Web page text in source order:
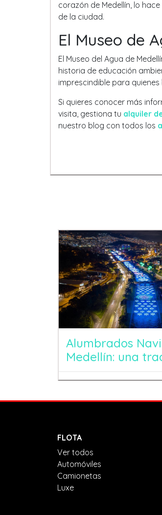
corazón de Medellín, lo
de la ciudad.
El Museo de
El Museo del Agua de
historia de educación
imprescindible para
Si quieres conocer más
visita, gestiona tu alquiler
nuestro blog con todos los
Alumbrados
Medellín: una
ilumina el
nuestra ciudad
FLOTA
Ver todos
Automóviles
Camionetas
Luxe